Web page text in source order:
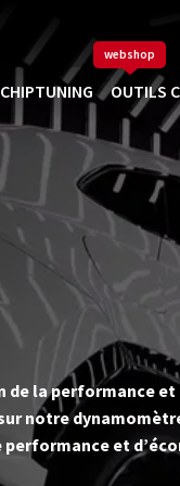
OUTILS
webshop
la performance
et